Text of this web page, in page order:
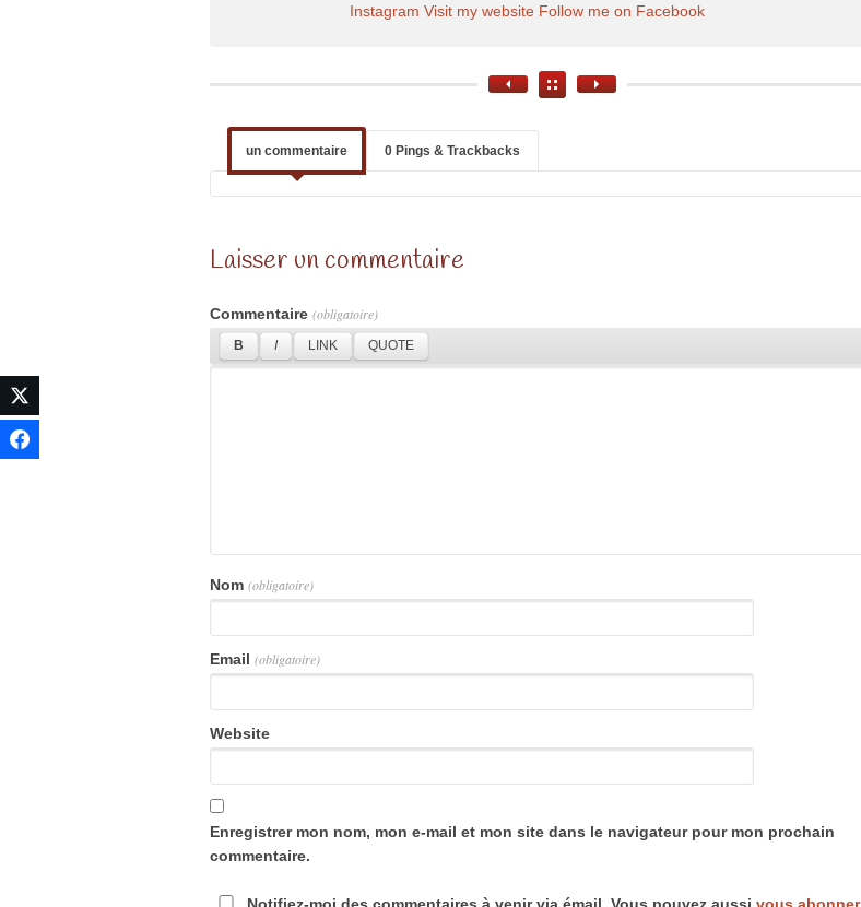
Instagram Visit my website Follow me on Facebook
un commentaire 0 Pings & Trackbacks
Laisser un commentaire
Commentaire (obligatoire)
Nom (obligatoire)
Email (obligatoire)
Website
Enregistrer mon nom, mon e-mail et mon site dans le navigateur pour mon prochain
commentaire.
Notifiez-moi des commentaires à venir via émail. Vous pouvez aussi vous abonner